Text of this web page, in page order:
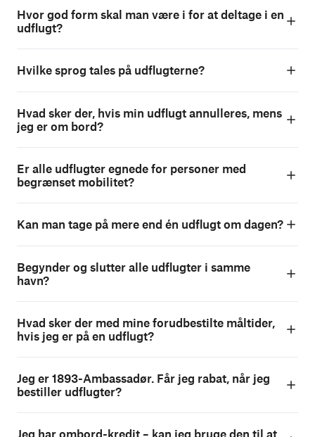
Hvor god form skal man være i for at deltage i en
udflugt?
Hvilke sprog tales på udflugterne?
Hvad sker der, hvis min udflugt annulleres, mens
jeg er om bord?
Er alle udflugter egnede for personer med
begrænset mobilitet?
Kan man tage på mere end én udflugt om dagen?
Begynder og slutter alle udflugter i samme
havn?
Hvad sker der med mine forudbestilte måltider,
hvis jeg er på en udflugt?
Jeg er 1893-Ambassadør. Får jeg rabat, når jeg
bestiller udflugter?
Jeg har ombord-kredit – kan jeg bruge den til at